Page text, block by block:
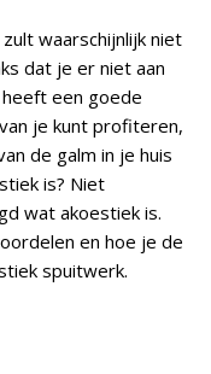
waarschijnlijk niet
dat je er niet aan
een goede
je kunt profiteren,
de galm in je huis
is? Niet
wat akoestiek is.
en hoe je de
spuitwerk.